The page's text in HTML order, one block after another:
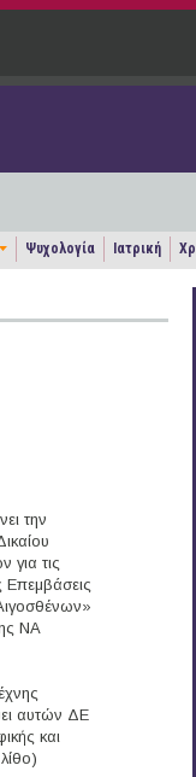
Ψυχολογία Ιατρική
την
τις
Επεμβάσεις
ΝΑ
αυτών ΔΕ
και